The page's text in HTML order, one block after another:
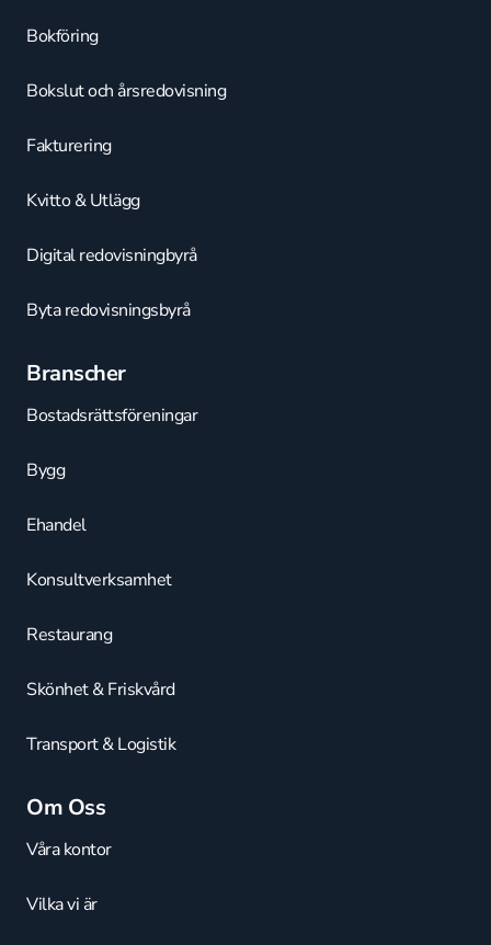
Bokföring
Bokslut och årsredovisning
Fakturering
Kvitto & Utlägg
Digital redovisningbyrå
Byta redovisningsbyrå
Branscher
Bostadsrättsföreningar
Bygg
Ehandel
Konsultverksamhet
Restaurang
Skönhet & Friskvård
Transport & Logistik
Om Oss
Våra kontor
Vilka vi är